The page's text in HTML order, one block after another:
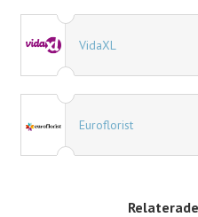
VidaXL
Euroflorist